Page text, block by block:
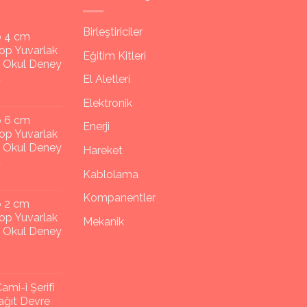
4 cm
Yuvarlak
Deney
6 cm
Yuvarlak
Deney
2 cm
Yuvarlak
Deney
i Şerifi
Devre
Birleştiriciler
Eğitim Kitleri
El Aletleri
Elektronik
Enerji
Hareket
Kablolama
Kompanentler
Mekanik